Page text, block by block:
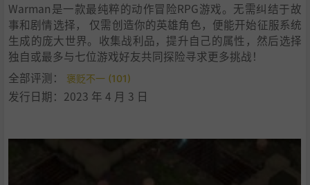
Warman是一款最纯粹的动作冒险RPG游戏。无需纠结于故
事和剧情选择， 仅需创造你的英雄角色，便能开始征服系统
生成的庞大世界。收集战利品，提升自己的属性，然后选择
独自或最多与七位游戏好友共同探险寻求更多挑战！
全部评测：
褒贬不一 (101)
发行日期：2023 年 4 月 3 日